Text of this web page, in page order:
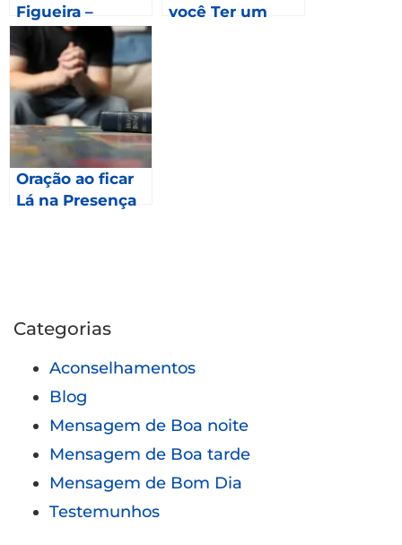
Figueira –
Mateus 21.19
você Ter um
Oração ao ficar
Lá na Presença
Categorias
Aconselhamentos
Blog
Mensagem de Boa noite
Mensagem de Boa tarde
Mensagem de Bom Dia
Testemunhos